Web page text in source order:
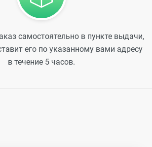
самостоятельно в пункте выдачи,
его по указанному вами адресу
в течение 5 часов.